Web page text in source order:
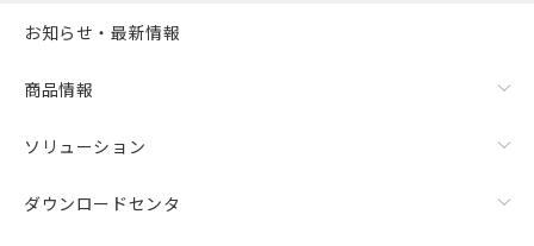
お知らせ・最新情報
商品情報
ソリューション
ダウンロードセンタ